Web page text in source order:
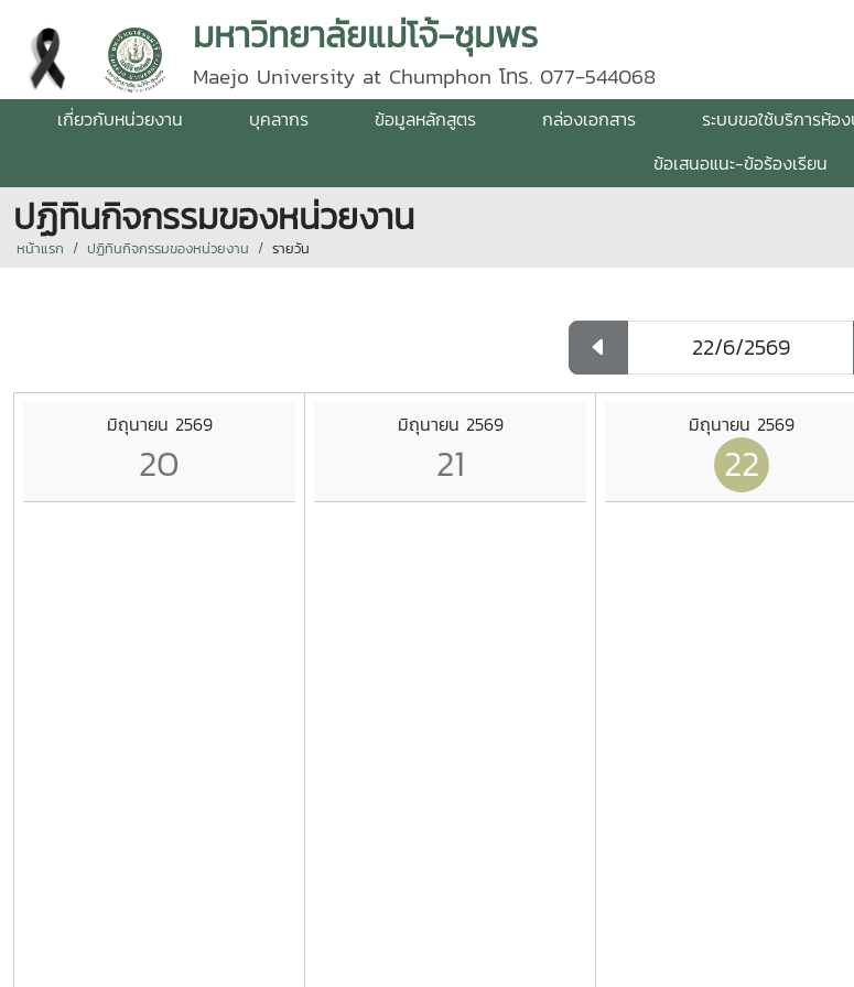
มหาวิทยาลัยแม่โจ้-ชุมพร
Maejo University at Chumphon โทร. 077-544068
เกี่ยวกับหน่วยงาน บุคลากร ข้อมูลหลักสูตร กล่องเอกสาร ระบบขอใช้บริการห้อ
ข้อเสนอแนะ-ข้อร้องเรียน
ปฏิทินกิจกรรมของหน่วยงาน
หน้าแรก ปฏิทินกิจกรรมของหน่วยงาน รายวัน
มิถุนายน 2569
20
มิถุนายน 2569
21
มิถุนายน 2569
22